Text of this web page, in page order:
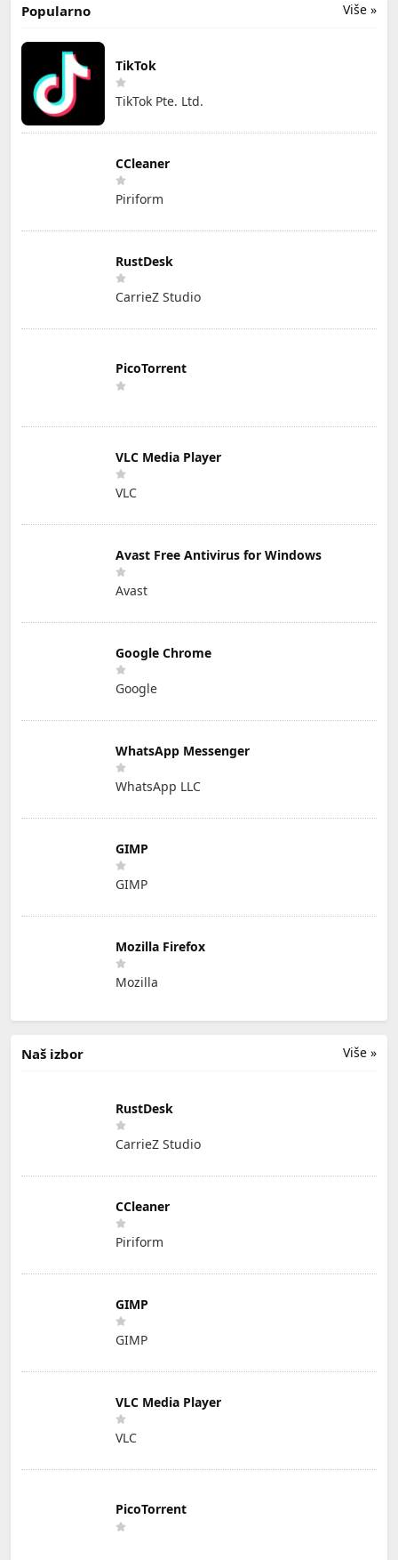
Više »
Popularno
TikTok
TikTok Pte. Ltd.
CCleaner
Piriform
RustDesk
CarrieZ Studio
PicoTorrent
VLC Media Player
VLC
Avast Free Antivirus for Windows
Avast
Google Chrome
Google
WhatsApp Messenger
WhatsApp LLC
GIMP
GIMP
Mozilla Firefox
Mozilla
Više »
Naš izbor
RustDesk
CarrieZ Studio
CCleaner
Piriform
GIMP
GIMP
VLC Media Player
VLC
PicoTorrent